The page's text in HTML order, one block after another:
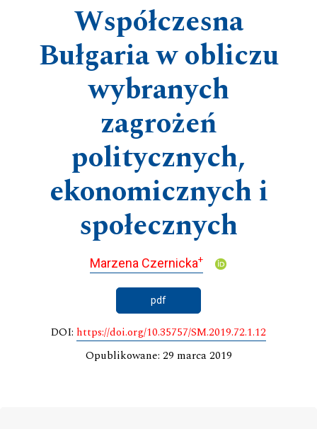
Współczesna
Bułgaria w obliczu
wybranych
zagrożeń
politycznych,
ekonomicznych i
społecznych
Marzena Czernicka+
pdf
DOI: https://doi.org/10.35757/SM.2019.72.1.12
Opublikowane: 29 marca 2019